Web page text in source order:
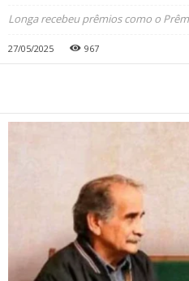
Longa recebeu prêmios como o
27/05/2025 967